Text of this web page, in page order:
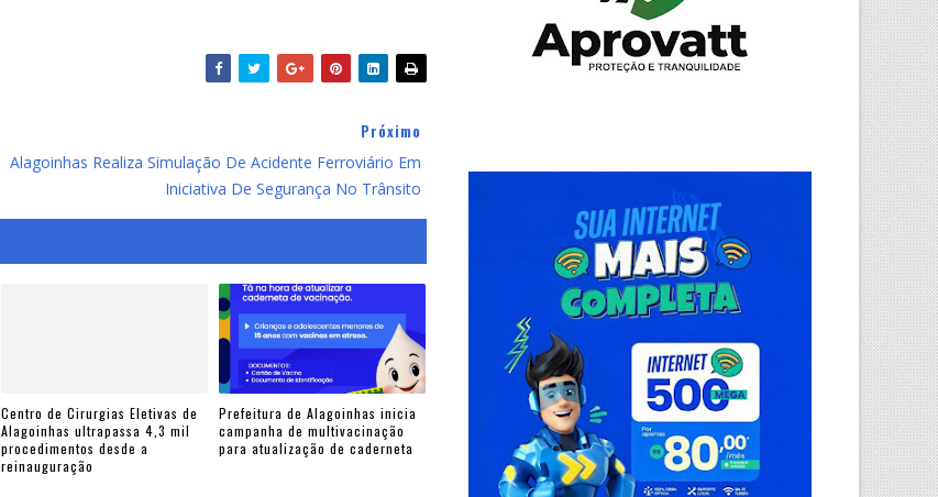
Próximo
Alagoinhas Realiza Simulação De Acidente Ferroviário Em
Iniciativa De Segurança No Trânsito
Centro de Cirurgias Eletivas de
Alagoinhas ultrapassa 4,3 mil
procedimentos desde a
reinauguração
Prefeitura de Alagoinhas inicia
campanha de multivacinação
para atualização de caderneta